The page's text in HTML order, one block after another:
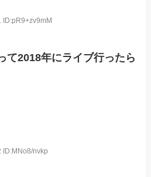
ID:pR9+zv9mM
て2018年にライブ行ったら
ID:MNo8/nvkp